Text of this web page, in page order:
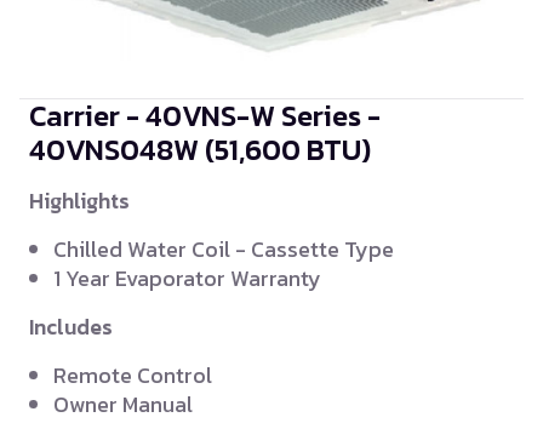
Carrier - 40VNS-W Series -
40VNS048W (51,600 BTU)
Highlights
Chilled Water Coil - Cassette Type
1 Year Evaporator Warranty
Includes
Remote Control
Owner Manual